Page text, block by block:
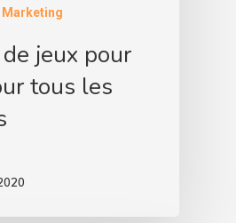
jeux pour
tous les